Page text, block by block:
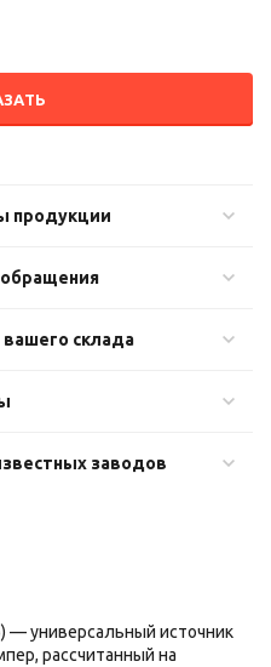
продукции
обращения
склада
заводов
— универсальный источник
рассчитанный на